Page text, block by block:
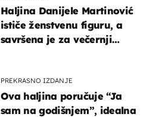
Haljina Danijele Martinović
ističe ženstvenu figuru, a
savršena je za večernji
PREKRASNO IZDANJE
Ova haljina poručuje “Ja
sam na godišnjem”, idealna